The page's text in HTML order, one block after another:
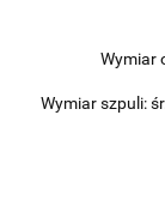
Wymiar
Wymiar szpuli: